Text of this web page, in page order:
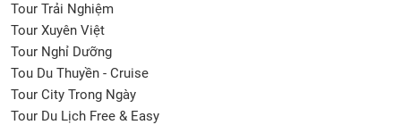
Tour Trải Nghiệm
Tour Xuyên Việt
Tour Nghỉ Dưỡng
Tou Du Thuyền - Cruise
Tour City Trong Ngày
Tour Du Lịch Free & Easy